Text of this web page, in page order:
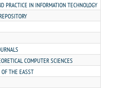
PRACTICE IN INFORMATION TECHNOLOGY
COMPUTER SCIENCES
THE EASST